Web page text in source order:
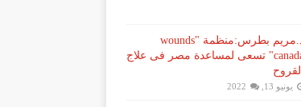
د.مريم بطرس:منظمة "wounds
canada" تسعى لمساعدة مصر فى علاج
القروح
يونيو 13, 2022